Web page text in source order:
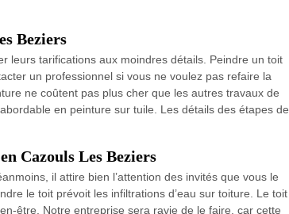
Beziers
leurs tarifications aux moindres détails. Peindre un toit
un professionnel si vous ne voulez pas refaire la
ne coûtent pas plus cher que les autres travaux de
en peinture sur tuile. Les détails des étapes de
Cazouls Les Beziers
il attire bien l’attention des invités que vous le
le toit prévoit les infiltrations d’eau sur toiture. Le toit
être. Notre entreprise sera ravie de le faire, car cette